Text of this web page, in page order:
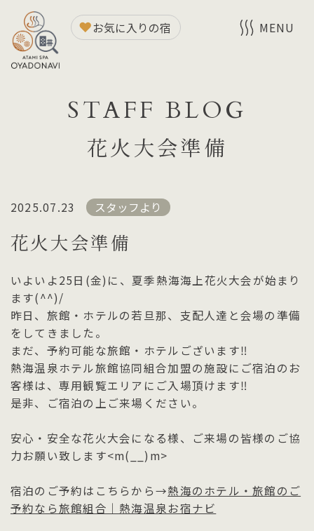
STAFF BLOG
花火大会準備
お気に入りの宿 MENU
2025.07.23 スタッフより
花火大会準備
いよいよ25日(金)に、夏季熱海海上花火大会が始まり
ます(^^)/
昨日、旅館・ホテルの若旦那、支配人達と会場の準備
をしてきました。
まだ、予約可能な旅館・ホテルございます‼
熱海温泉ホテル旅館協同組合加盟の施設にご宿泊のお
客様は、専用観覧エリアにご入場頂けます‼
是非、ご宿泊の上ご来場ください。
安心・安全な花火大会になる様、ご来場の皆様のご協
力お願い致します<m(__)m>
宿泊のご予約はこちらから→熱海のホテル・旅館のご
予約なら旅館組合｜熱海温泉お宿ナビ